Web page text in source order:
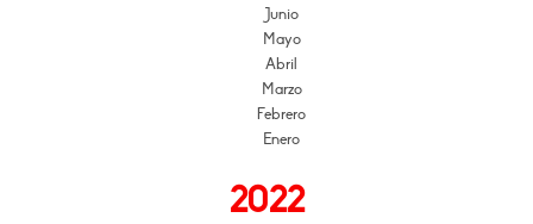
Junio
Mayo
Abril
Marzo
Febrero
Enero
2022